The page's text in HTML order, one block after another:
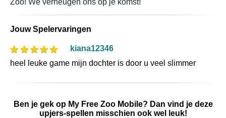
Jouw Spelervaringen
kiana12346
heel leuke game mijn dochter is door u veel slimmer
Ben je gek op My Free Zoo Mobile? Dan vind je deze
upjers-spellen misschien ook wel leuk!